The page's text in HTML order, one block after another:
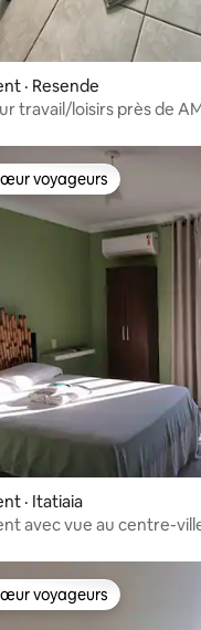
· Resende
travail/loisirs près de
voyageurs
voyageurs
· Itatiaia
avec vue au centre-
voyageurs
voyageurs